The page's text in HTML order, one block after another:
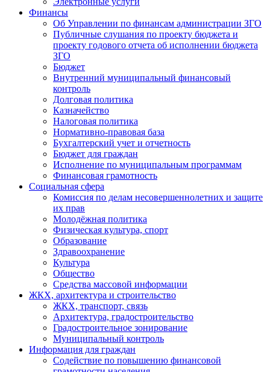
Финансы
Об Управлении по финансам администрации ЗГО
Публичные слушания по проекту бюджета и
проекту годового отчета об исполнении бюджета
ЗГО
Бюджет
Внутренний муниципальный финансовый
контроль
Долговая политика
Казначейство
Налоговая политика
Нормативно-правовая база
Бухгалтерский учет и отчетность
Бюджет для граждан
Исполнение по муниципальным программам
Финансовая грамотность
Социальная сфера
Комиссия по делам несовершеннолетних и защите
их прав
Молодёжная политика
Физическая культура, спорт
Образование
Здравоохранение
Культура
Общество
Средства массовой информации
ЖКХ, архитектура и строительство
ЖКХ, транспорт, связь
Архитектура, градостроительство
Градостроительное зонирование
Муниципальный контроль
Информация для граждан
Содействие по повышению финансовой